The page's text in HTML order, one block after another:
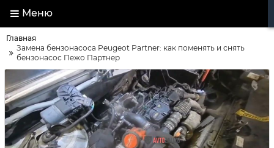
Меню
Главная
Замена бензонасоса Peugeot Partner: как поменять и снять
бензонасос Пежо Партнер